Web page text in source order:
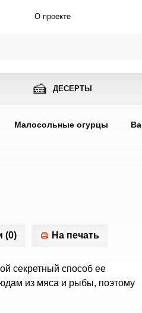
О проекте
🍰 ДЕСЕРТЫ
Малосольные огурцы
(0) На печать
секретный способ ее
из мяса и рыбы, поэтому